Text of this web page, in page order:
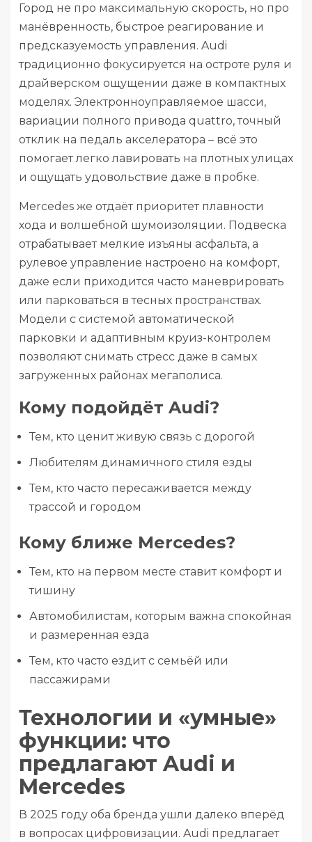
Город не про максимальную скорость, но про
манёвренность, быстрое реагирование и
предсказуемость управления. Audi
традиционно фокусируется на остроте руля и
драйверском ощущении даже в компактных
моделях. Электронноуправляемое шасси,
вариации полного привода quattro, точный
отклик на педаль акселератора – всё это
помогает легко лавировать на плотных улицах
и ощущать удовольствие даже в пробке.
Mercedes же отдаёт приоритет плавности
хода и волшебной шумоизоляции. Подвеска
отрабатывает мелкие изъяны асфальта, а
рулевое управление настроено на комфорт,
даже если приходится часто маневрировать
или парковаться в тесных пространствах.
Модели с системой автоматической
парковки и адаптивным круиз-контролем
позволяют снимать стресс даже в самых
загруженных районах мегаполиса.
Кому подойдёт Audi?
Тем, кто ценит живую связь с дорогой
Любителям динамичного стиля езды
Тем, кто часто пересаживается между
трассой и городом
Кому ближе Mercedes?
Тем, кто на первом месте ставит комфорт и
тишину
Автомобилистам, которым важна спокойная
и размеренная езда
Тем, кто часто ездит с семьёй или
пассажирами
Технологии и «умные»
функции: что
предлагают Audi и
Mercedes
В 2025 году оба бренда ушли далеко вперёд
в вопросах цифровизации. Audi предлагает